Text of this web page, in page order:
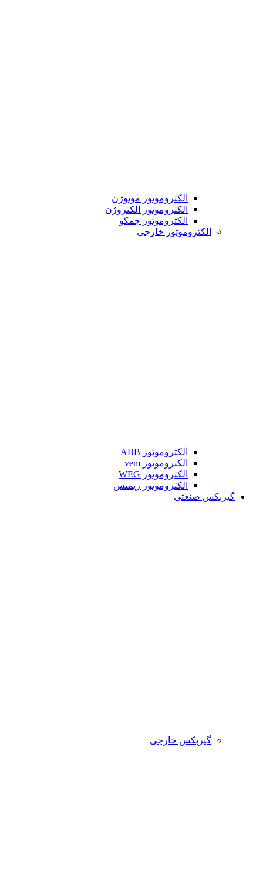
الکتروموتور موتوژن
الکتروموتور الکتروژن
الکتروموتور جمکو
الکتروموتور خارجی
الکتروموتور ABB
الکتروموتور vem
الکتروموتور WEG
الکتروموتور زیمنس
گیربکس صنعتی
گیربکس خارجی